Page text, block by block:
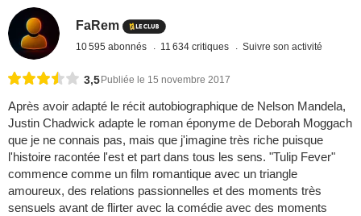
FaRem
10 595 abonnés 11 634 critiques Suivre son activité
3,5Publiée le 15 novembre 2017
Après avoir adapté le récit autobiographique de Nelson Mandela,
Justin Chadwick adapte le roman éponyme de Deborah Moggach
que je ne connais pas, mais que j'imagine très riche puisque
l'histoire racontée l'est et part dans tous les sens. "Tulip Fever"
commence comme un film romantique avec un triangle
amoureux, des relations passionnelles et des moments très
sensuels avant de flirter avec la comédie avec des moments